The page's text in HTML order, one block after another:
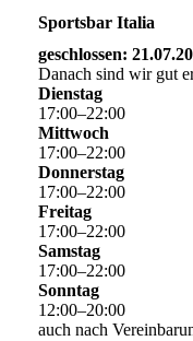
Sportsbar Italia
geschlossen:
Danach sind wir gut
Dienstag
17:00–22:00
Mittwoch
17:00–22:00
Donnerstag
17:00–22:00
Freitag
17:00–22:00
Samstag
17:00–22:00
Sonntag
12:00–20:00
auch nach